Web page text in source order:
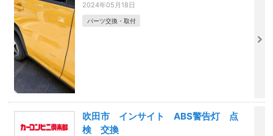
2024年05月18日
パーツ交換・取付
吹田市 インサイト ABS警告灯 点
検 交換